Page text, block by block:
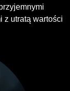
z utratą wartości